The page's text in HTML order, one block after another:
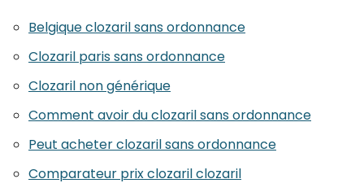
Belgique clozaril sans ordonnance
Clozaril paris sans ordonnance
Clozaril non générique
Comment avoir du clozaril sans ordonnance
Peut acheter clozaril sans ordonnance
Comparateur prix clozaril clozaril